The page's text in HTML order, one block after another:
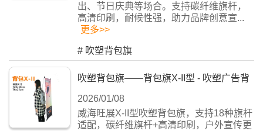
出、节日庆典等场合。支持碳纤维旗杆，
高清印刷，耐候性强，助力品牌创意宣...
更多>>
# 吹塑背包旗
吹塑背包旗——背包旗X-II型 - 吹塑广告背
包旗
2026/01/08
威海旺展X-II型吹塑背包旗，支持18种旗杆
适配，碳纤维旗杆+高清印刷，户外宣传更